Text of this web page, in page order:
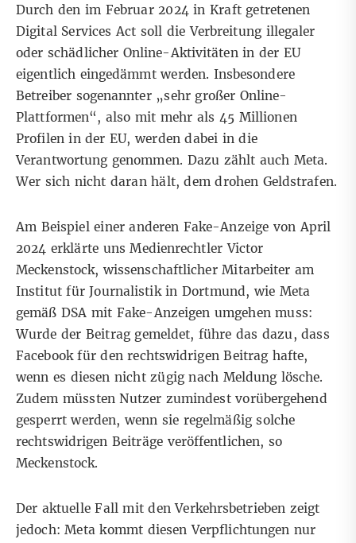
Durch den im Februar 2024 in Kraft getretenen
Digital Services Act soll die Verbreitung illegaler
oder schädlicher Online-Aktivitäten in der EU
eigentlich eingedämmt werden. Insbesondere
Betreiber sogenannter „sehr großer Online-
Plattformen“, also mit mehr als 45 Millionen
Profilen in der EU, werden dabei in die
Verantwortung genommen. Dazu zählt auch Meta.
Wer sich nicht daran hält, dem drohen Geldstrafen.
Am Beispiel einer anderen Fake-Anzeige von April
2024 erklärte uns Medienrechtler Victor
Meckenstock, wissenschaftlicher Mitarbeiter am
Institut für Journalistik in Dortmund, wie Meta
gemäß DSA mit Fake-Anzeigen umgehen muss:
Wurde der Beitrag gemeldet, führe das dazu, dass
Facebook für den rechtswidrigen Beitrag hafte,
wenn es diesen nicht zügig nach Meldung lösche.
Zudem müssten Nutzer zumindest vorübergehend
gesperrt werden, wenn sie regelmäßig solche
rechtswidrigen Beiträge veröffentlichen, so
Meckenstock.
Der aktuelle Fall mit den Verkehrsbetrieben zeigt
jedoch: Meta kommt diesen Verpflichtungen nur